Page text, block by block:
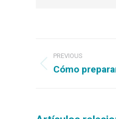
navigation
PREVIOUS
Previous
Cómo